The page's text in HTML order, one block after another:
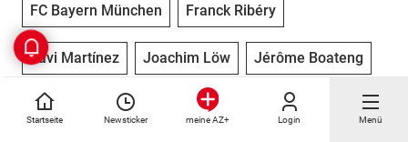
Startseite Newsticker meine AZ+ Login Menü
FC Bayern München Franck Ribéry
Javi Martínez Joachim Löw Jérôme Boateng
Marcel Schmelzer Marco Reus Mats Hummels